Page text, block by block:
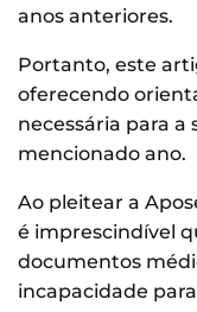
anos anteriores.
Portanto, este
oferecendo
necessária para a
mencionado ano.
Ao pleitear a
é imprescindível
documentos
incapacidade